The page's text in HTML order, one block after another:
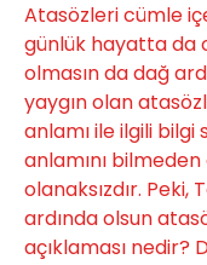
Atasözleri cümle
günlük hayatta da
olmasın da dağ
yaygın olan
anlamı ile ilgili
anlamını
olanaksızdır. Peki,
ardında olsun
açıklaması nedir?